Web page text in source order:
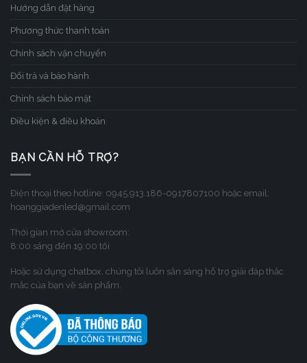
Hướng dẫn đặt hàng
Phương thức thanh toán
Chính sách vận chuyển
Đổi trả và bảo hành
Chính sách bảo mật
Điều kiện & điều khoản
BẠN CẦN HỖ TRỢ?
Điện thoại theo hotline: 0945.913.186-0917807100 hoặc email:
hoanggiadenled@gmail.com
Thời gian mở cửa showroom:
8:00 sáng đến 19:00 tối
Hoặc sử dụng chatbox, chúng tôi luôn sẳn sàng hỗ trợ giải đáp thắc
mắc của bạn về sản phẩm.